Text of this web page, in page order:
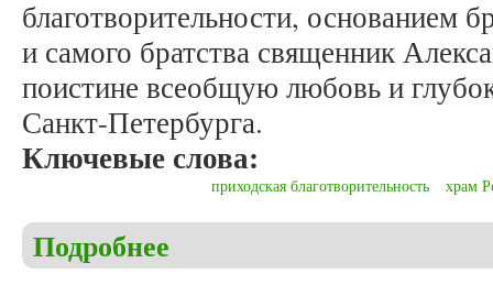
благотворительности, основанием
и самого братства священник
поистине всеобщую любовь и
Санкт-Петербурга.
Ключевые слова:
приходская благотворительность храм
Подробнее